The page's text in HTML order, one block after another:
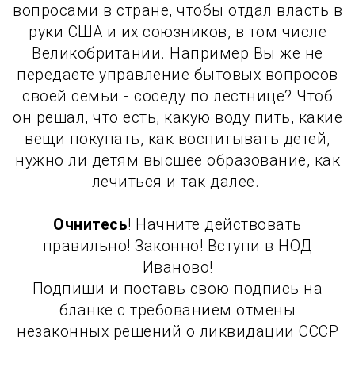
вопросами в стране, чтобы отдал власть в
руки США и их союзников, в том числе
Великобритании. Например Вы же не
передаете управление бытовых вопросов
своей семьи - соседу по лестнице? Чтоб
он решал, что есть, какую воду пить, какие
вещи покупать, как воспитывать детей,
нужно ли детям высшее образование, как
лечиться и так далее.
Очнитесь! Начните действовать
правильно! Законно! Вступи в НОД
Иваново!
Подпиши и поставь свою подпись на
бланке с требованием отмены
незаконных решений о ликвидации СССР